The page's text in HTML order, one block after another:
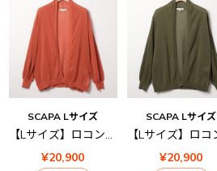
SCAPA Lサイズ
【Lサイズ】ロコンニットカーディガン
¥20,900
SCAPA Lサイズ
¥20,900